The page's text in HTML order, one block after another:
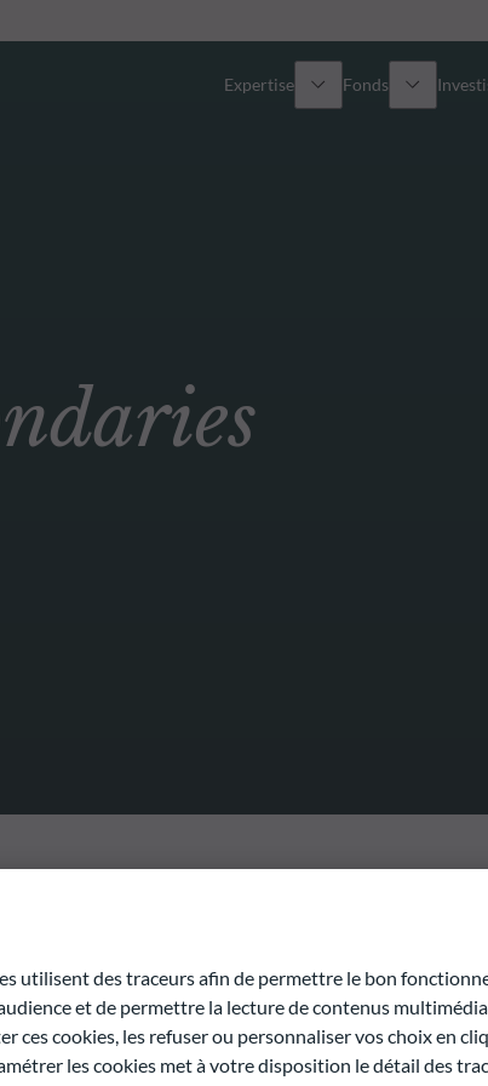
Expertise
Multi-Actifs
Fonds
est d'obtenir un rendement positif en
value des actifs sous-jacents en investissant
en capital-investissement.
utilisent des traceurs afin de permettre le bon
et de permettre la lecture de contenus
ces cookies, les refuser ou personnaliser vos choix en
les cookies met à votre disposition le détail des